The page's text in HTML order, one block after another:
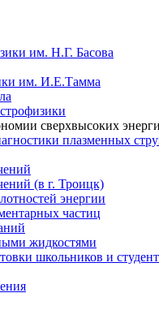
им. Н.Г. Басова
им. И.Е.Тамма
сверхвысоких
плазменных
(в г. Троицк)
энергии
частиц
жидкостями
школьников и